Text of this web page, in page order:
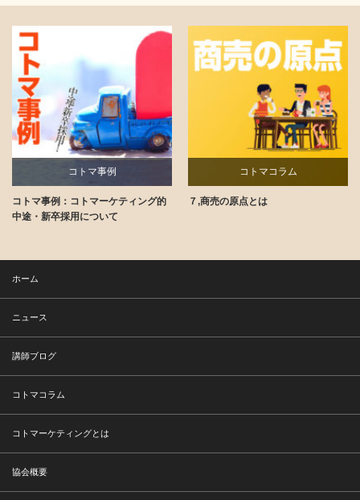
的
コトマコラム
７,商売の原点とは
コトマコラム
コト消費の裏側
ホーム
ニュース
講師ブログ
コトマコラム
コトマーケティングとは
協会概要